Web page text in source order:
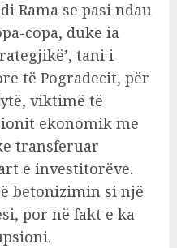
Rama se pasi ndau
copa, duke ia
tani i
të Pogradecit, për
viktimë të
ekonomik me
transferuar
e investitorëve.
betonizimin si një
por në fakt e ka